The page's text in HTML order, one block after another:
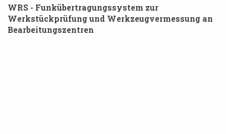
WRS - Funkübertragungssystem zur
Werkstückprüfung und Werkzeugvermessung an
Bearbeitungszentren